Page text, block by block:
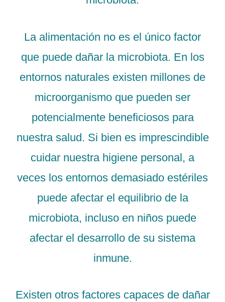
La alimentación no es el único factor
que puede dañar la microbiota. En los
entornos naturales existen millones de
microorganismo que pueden ser
potencialmente beneficiosos para
nuestra salud. Si bien es imprescindible
cuidar nuestra higiene personal, a
veces los entornos demasiado estériles
puede afectar el equilibrio de la
microbiota, incluso en niños puede
afectar el desarrollo de su sistema
inmune.
Existen otros factores capaces de dañar